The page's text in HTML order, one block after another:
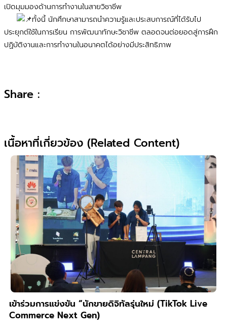
เปิดมุมมองด้านการทำงานในสายวิชาชีพ
ทั้งนี้ นักศึกษาสามารถนำความรู้และประสบการณ์ที่ได้รับไป
ประยุกต์ใช้ในการเรียน การพัฒนาทักษะวิชาชีพ ตลอดจนต่อยอดสู่การฝึก
ปฏิบัติงานและการทำงานในอนาคตได้อย่างมีประสิทธิภาพ
Share :
เนื้อหาที่เกี่ยวข้อง (Related Content)
เข้าร่วมการแข่งขัน “นักขายดิจิทัลรุ่นใหม่ (TikTok Live
Commerce Next Gen)